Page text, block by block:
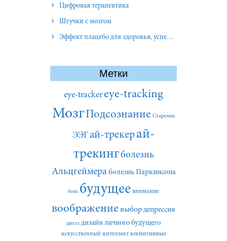
Цифровая терапевтика
Штучки с мозгом
Эффект плацебо для здоровья, успеха и отношений
Метки
eye-tracker eye-tracking
МозгПодсознание Старение
ЭЭГай-трекерай-
трекингболезнь
Альцгеймера болезнь Паркинсона
боль будущее внимание
воображение выбор депрессия
диета дизайн личного будущего
искусственный интеллект когнитивные